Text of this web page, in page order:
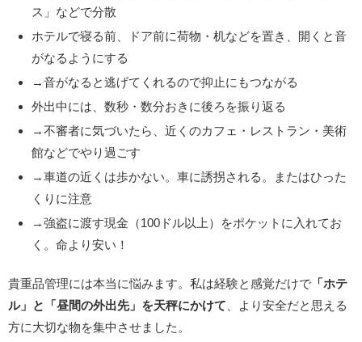
ス」などで分散
ホテルで寝る前、ドア前に荷物・机などを置き、開くと音
がなるようにする
→音がなると逃げてくれるので抑止にもつながる
外出中には、数秒・数分おきに後ろを振り返る
→不審者に気づいたら、近くのカフェ・レストラン・美術
館などでやり過ごす
→車道の近くは歩かない。車に誘拐される。またはひった
くりに注意
→強盗に渡す現金（100ドル以上）をポケットに入れてお
く。命より安い！
貴重品管理には本当に悩みます。私は経験と感覚だけで 「ホテ
ル」と「昼間の外出先」を天秤にかけて 、より安全だと思える
方に大切な物を集中させました。